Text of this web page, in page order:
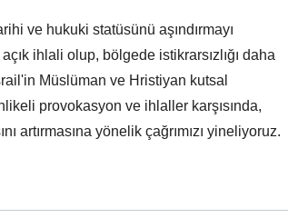
ve hukuki statüsünü aşındırmayı
ihlali olup, bölgede istikrarsızlığı daha
Müslüman ve Hristiyan kutsal
provokasyon ve ihlaller karşısında,
artırmasına yönelik çağrımızı yineliyoruz.